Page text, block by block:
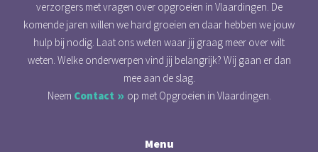
verzorgers met vragen over opgroeien in Vlaardingen. De
komende jaren willen we hard groeien en daar hebben we jouw
hulp bij nodig. Laat ons weten waar jij graag meer over wilt
weten. Welke onderwerpen vind jij belangrijk? Wij gaan er dan
mee aan de slag.
Neem Contact op met Opgroeien in Vlaardingen.
Menu